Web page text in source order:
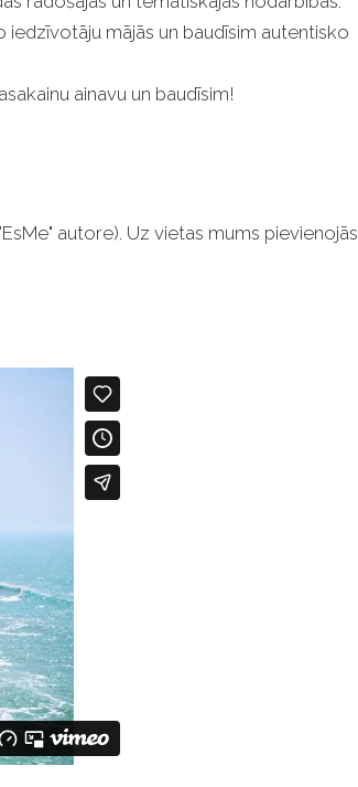
iedzīvotāju mājās un baudīsim autentisko
ainavu un baudīsim!
autore). Uz vietas mums pievienojās